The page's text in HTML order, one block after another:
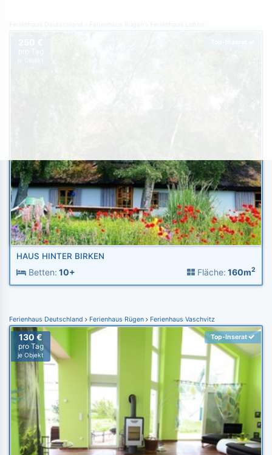
HAUS HINTER BIRKEN
Betten: 10+ Fläche: 160m2
Ferienhaus Deutschland Ferienhaus Rügen Ferienhaus Vaschvitz
130 €
pro Tag
je Objekt
Top-Inserat